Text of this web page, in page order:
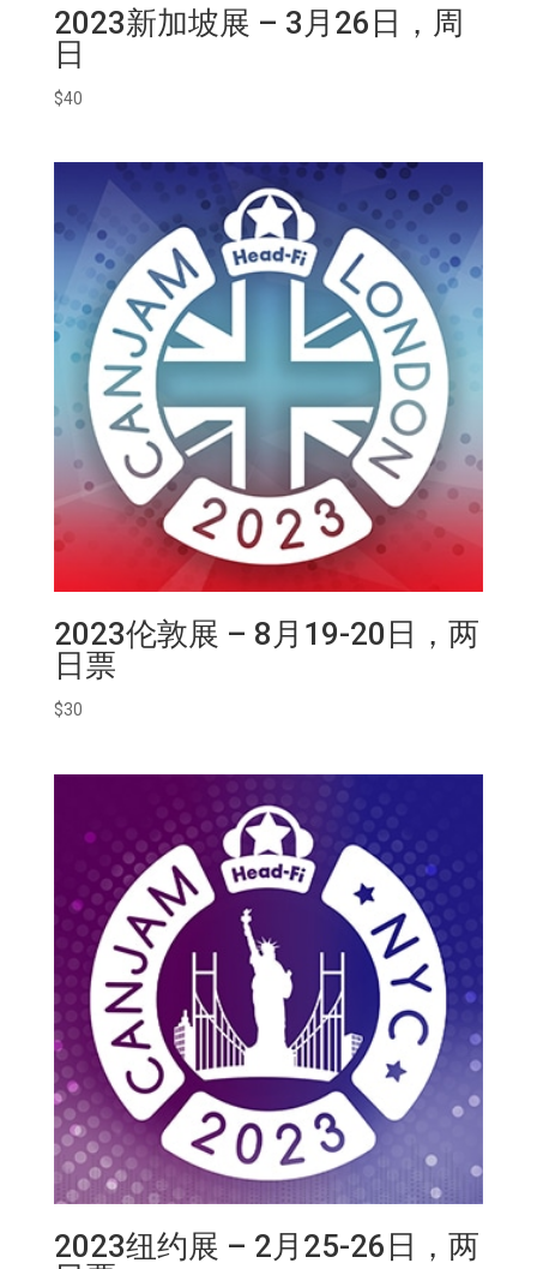
2023新加坡展 – 3月26日，周
日
$40
2023伦敦展 – 8月19-20日，两
日票
$30
2023纽约展 – 2月25-26日，两